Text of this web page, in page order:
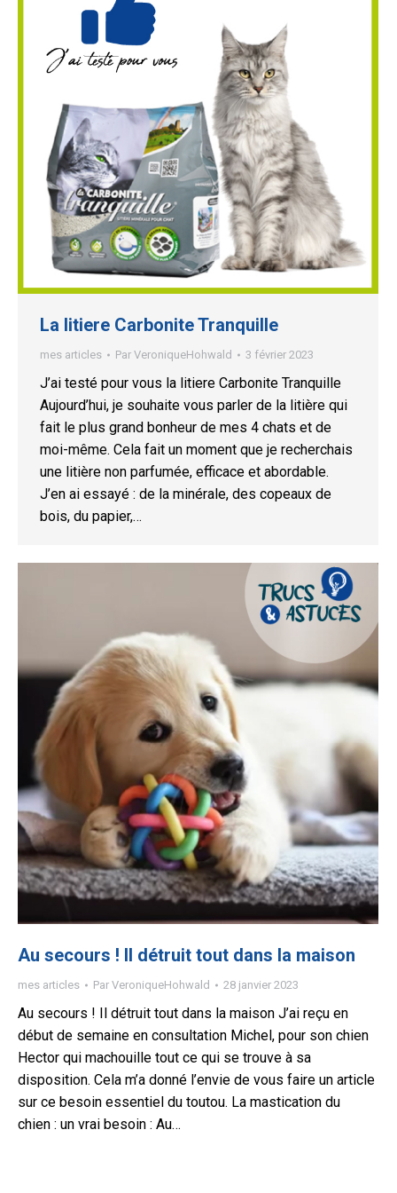
La litiere Carbonite Tranquille
mes articles Par VeroniqueHohwald 3 février 2023
J’ai testé pour vous la litiere Carbonite Tranquille
Aujourd’hui, je souhaite vous parler de la litière qui
fait le plus grand bonheur de mes 4 chats et de
moi-même. Cela fait un moment que je recherchais
une litière non parfumée, efficace et abordable.
J’en ai essayé : de la minérale, des copeaux de
bois, du papier,…
Au secours ! Il détruit tout dans la maison
mes articles Par VeroniqueHohwald 28 janvier 2023
Au secours ! Il détruit tout dans la maison J’ai reçu en
début de semaine en consultation Michel, pour son chien
Hector qui machouille tout ce qui se trouve à sa
disposition. Cela m’a donné l’envie de vous faire un article
sur ce besoin essentiel du toutou. La mastication du
chien : un vrai besoin : Au…